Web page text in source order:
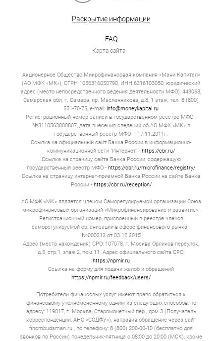
Раскрытие информации
FAQ
Карта сайта
Акционерное Общество Микрофинансовая компания «Мани Капитал»
(АО МФК «МК»), ОГРН 1056316050790, ИНН 6316103050, юридический
адрес (место непосредственного ведения деятельности МФО): 443068,
Самарская обл, г. Самара, пр. Масленникова, д.8, 1 этаж, тел. 8 (800)
551-70-75, e-mail: info@moneykapital.ru
Регистрационный номер записи в государственном реестре МФО -
№3110563000807, дата внесения сведений об АО МФК «МК» в
государственный реестр МФО – 17.11.2011г.
Ссылка на официальный сайт Банка России в информационно-
коммуникационной сети "Интернет" - https://cbr.ru/
Ссылка на страницу сайта Банка России, содержащую
государственный реестр МФО - https://cbr.ru/microfinance/registry/
Ссылка на страницу интернет-приемной Банка России на сайте Банка
России - https://cbr.ru/reception/
АО МФК «МК» является членом Саморегулируемой организации Союз
микрофинансовых организаций «Микрофинансирование и развитие».
Регистрационный номер, присвоенный в реестре членов
саморегулируемой организации в сфере финансового рынка -
№000212 от 03.12.2015
Адрес (места нахождения) СРО: 107078, г. Москва Орликов переулок,
д.5, стр.1, этаж 2, пом.11. Адрес официального сайта СРО:
https://npmir.ru
Ссылка на форму для подачи жалоб и обращений
https://npmir.ru/feedback/users/
Потребители финансовых услуг имеют право обратиться к
финансовому уполномоченному одним из следующих способов: по
адресу: 119017, г. Москва, Старомонетный пер., дом 3 (Получатель
корреспонденции: АНО «СОДФУ»), направив обращение через сайт
finombudsman.ru , по телефону: 8 (800) 200-00-10 (бесплатно для
звонков по России) понедельник-пятница с 08:00 до 20:00 (МСК), кроме